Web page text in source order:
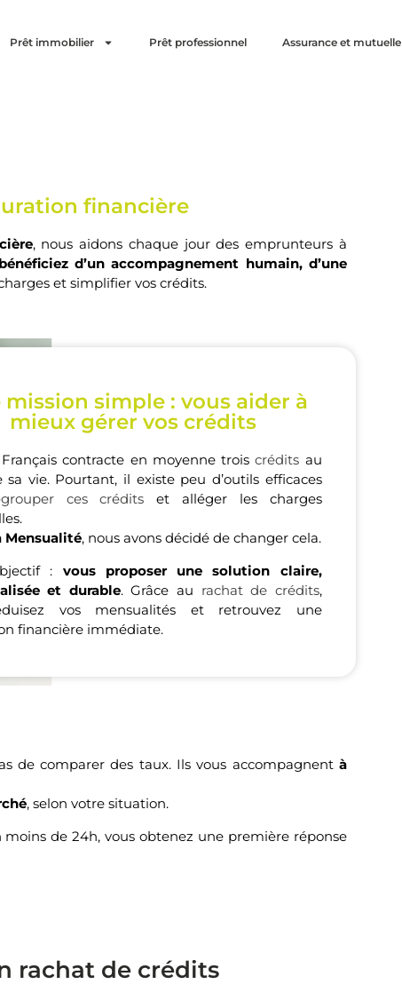
Prêt immobilier Prêt professionnel Assurance et mutuelle
financière
, nous aidons chaque jour des emprunteurs à
bénéficiez d’un accompagnement humain, d’une
et simplifier vos crédits.
mission simple : vous aider à
mieux gérer vos crédits
contracte en moyenne troiscrédits au
sa vie. Pourtant, il existe peu d’outils efficaces
ces crédits et alléger les charges
Mensualité, nous avons décidé de changer cela.
: vous proposer une solution claire,
et durable. Grâce au rachat de crédits,
vos mensualités et retrouvez une
financière immédiate.
de comparer des taux. Ils vous accompagnent à
, selon votre situation.
moins de 24h, vous obtenez une première réponse
rachat de crédits